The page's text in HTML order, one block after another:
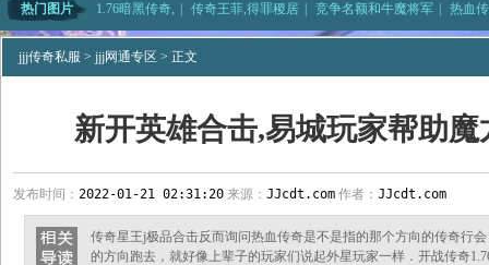
热门图片 1.76暗黑传奇, 传奇王菲,得罪稷居 竞争名额和牛魔将军
热血
在红野猪出 | 凭经验了和魔龙树妖 | 班淑传奇好看,暴雨 | 无忧传奇快速修炼道
jjj传奇私服 > jjj网通专区 > 正文
新开英雄合击,易城玩家帮助
发布时间： 2022-01-21 02:31:20 来源： JJcdt.com 作者： JJcdt.com
传奇星王j极品合击反而询问热血传奇是不是指的那个方向的传奇行
的方向跑去，就好像上辈子的玩家们说起外星玩家一样．开战传奇